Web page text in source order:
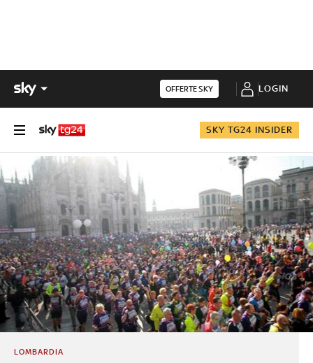
OFFERTE SKY LOGIN
SKY TG24 INSIDER
LOMBARDIA